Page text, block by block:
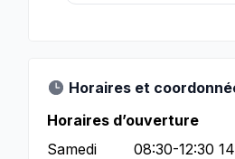
Horaires et
Horaires d’ouverture
Samedi
08:30-12:30